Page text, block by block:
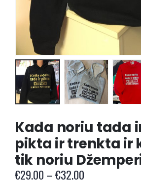
Kada noriu tada
pikta ir trenkta ir
tik noriu
€29.00 –€32.00